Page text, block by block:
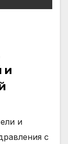
и
и
с